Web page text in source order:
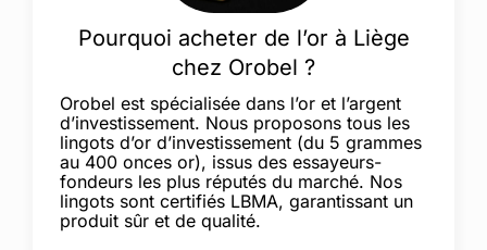
Pourquoi acheter de l’or à Liège
chez Orobel ?
Orobel est spécialisée dans l’or et l’argent
d’investissement. Nous proposons tous les
lingots d’or d’investissement (du 5 grammes
au 400 onces or), issus des essayeurs-
fondeurs les plus réputés du marché. Nos
lingots sont certifiés LBMA, garantissant un
produit sûr et de qualité.